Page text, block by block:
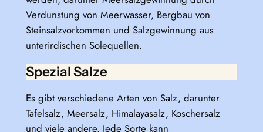
Verdunstung von Meerwasser, Bergbau von
Steinsalzvorkommen und Salzgewinnung aus
unterirdischen Solequellen.
Spezial Salze
Es gibt verschiedene Arten von Salz, darunter
Tafelsalz, Meersalz, Himalayasalz, Koschersalz
und viele andere. Jede Sorte kann